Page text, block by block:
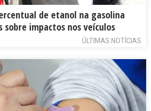
de etanol na gasolina
sobre impactos nos veículos
ÚLTIMAS NOTÍCIAS